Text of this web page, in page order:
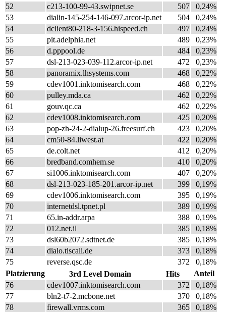
52
c213-100-99-43.swipnet.se 507
0,24%
53
dialin-145-254-146-097.arcor-ip.net 504
0,24%
54
dclient80-218-3-156.hispeed.ch 497
0,24%
55
pit.adelphia.net 489
0,23%
56
d.pppool.de 484
0,23%
57
dsl-213-023-039-112.arcor-ip.net 472
0,23%
58
panoramix.lhsystems.com 468
0,22%
59
cdev1001.inktomisearch.com 468
0,22%
60
pulley.mda.ca 462
0,22%
61
gouv.qc.ca 462
0,22%
62
cdev1008.inktomisearch.com 425
0,20%
63
pop-zh-24-2-dialup-26.freesurf.ch 423
0,20%
64
cm50-84.liwest.at 422
0,20%
65
de.colt.net 412
0,20%
66
bredband.comhem.se 410
0,20%
67
si1006.inktomisearch.com 407
0,20%
68
dsl-213-023-185-201.arcor-ip.net 399
0,19%
69
cdev1006.inktomisearch.com 395
0,19%
70
internetdsl.tpnet.pl 389
0,19%
71
65.in-addr.arpa 388
0,19%
72
012.net.il 385
0,18%
73
dsl60b2072.sdtnet.de 385
0,18%
74
dialo.tiscali.de 373
0,18%
75
reverse.qsc.de 372
0,18%
Platzierung
3rd Level Domain Hits
Anteil
76
cdev1007.inktomisearch.com 372
0,18%
77
bln2-t7-2.mcbone.net 370
0,18%
78
firewall.vrms.com 365
0,18%